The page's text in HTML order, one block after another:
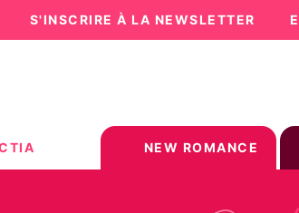
S'INSCRIRE À LA NEWSLETTER
NEW ROMANCE